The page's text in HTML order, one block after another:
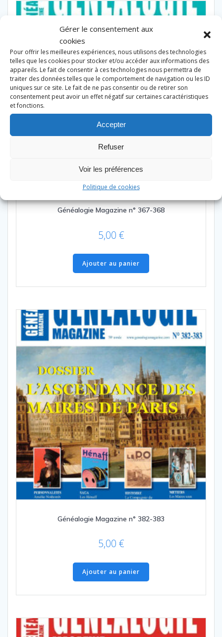
Gérer le consentement aux
cookies
Pour offrir les meilleures expériences, nous utilisons des technologies
telles que les cookies pour stocker et/ou accéder aux informations des
appareils. Le fait de consentir à ces technologies nous permettra de
traiter des données telles que le comportement de navigation ou les ID
uniques sur ce site. Le fait de ne pas consentir ou de retirer son
consentement peut avoir un effet négatif sur certaines caractéristiques
et fonctions.
Accepter
Refuser
Voir les préférences
Politique de cookies
Généalogie Magazine n° 367-368
5,00 €
Ajouter au panier
Généalogie Magazine n° 382-383
5,00 €
Ajouter au panier